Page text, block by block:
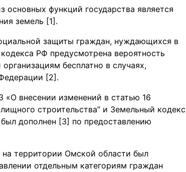
основных функций государства является
земель [1].
защиты граждан, нуждающихся в
РФ предусмотрена вероятность
бесплатно в случаях,
[2].
внесении изменений в статью 16
строительства” и Земельный кодекс
дополнен [3] по предоставлению
на территории Омской области был
отдельным категориям граждан